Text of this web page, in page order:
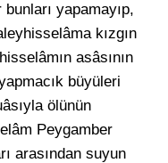
yapamayıp,
kızgın
asâsının
büyüleri
ölünün
Peygamber
arasından suyun